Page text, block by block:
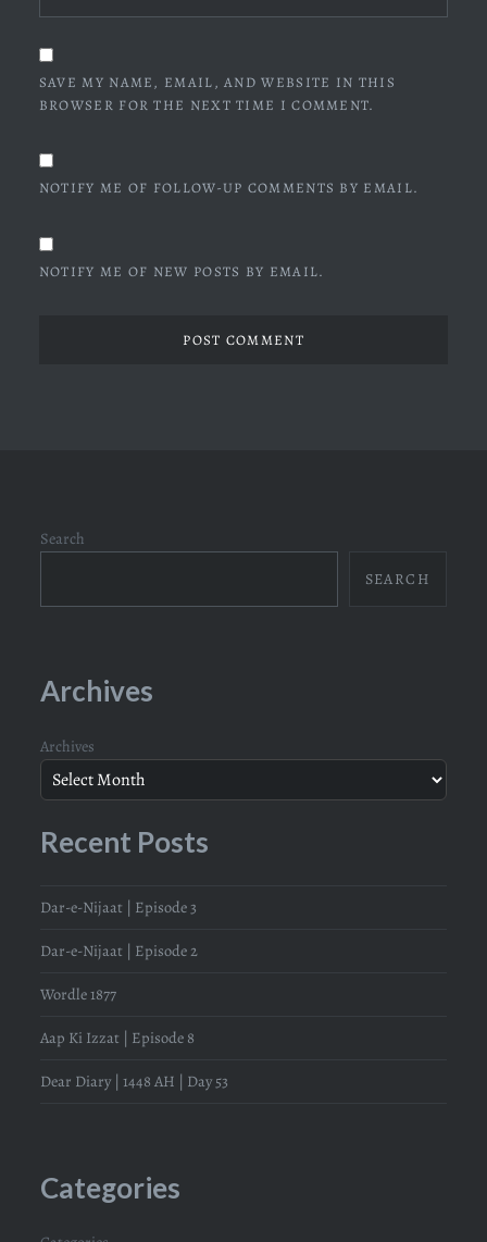
SAVE MY NAME, EMAIL, AND WEBSITE IN THIS
BROWSER FOR THE NEXT TIME I COMMENT.
NOTIFY ME OF FOLLOW-UP COMMENTS BY EMAIL.
NOTIFY ME OF NEW POSTS BY EMAIL.
Search
SEARCH
Archives
Archives
Recent Posts
Dar-e-Nijaat | Episode 3
Dar-e-Nijaat | Episode 2
Wordle 1877
Aap Ki Izzat | Episode 8
Dear Diary | 1448 AH | Day 53
Categories